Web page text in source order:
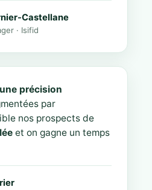
Castellane
· Isifid
précision
par
nos prospects de
et on gagne un temps